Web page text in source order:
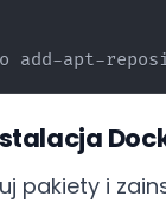
pakiety i